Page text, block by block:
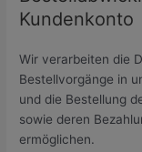
Kundenkonto
Wir verarbeiten die
Bestellvorgänge in
und die Bestellung
sowie deren
ermöglichen.